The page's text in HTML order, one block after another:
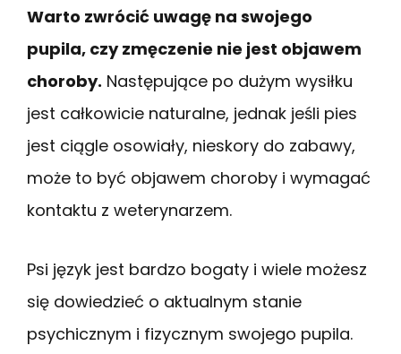
Warto zwrócić uwagę na swojego
pupila, czy zmęczenie nie jest objawem
choroby. Następujące po dużym wysiłku
jest całkowicie naturalne, jednak jeśli pies
jest ciągle osowiały, nieskory do zabawy,
może to być objawem choroby i wymagać
kontaktu z weterynarzem.
Psi język jest bardzo bogaty i wiele możesz
się dowiedzieć o aktualnym stanie
psychicznym i fizycznym swojego pupila.